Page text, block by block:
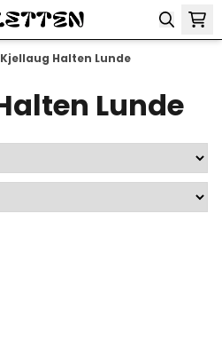
Kjellaug Halten Lunde
Lunde